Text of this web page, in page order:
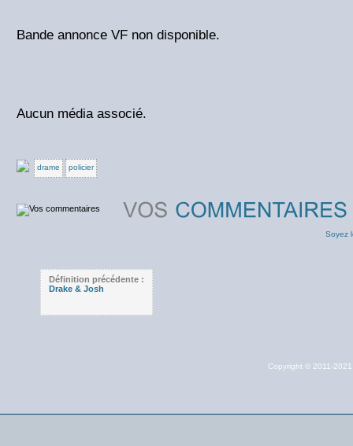
Bande annonce VF non disponible.
Aucun média associé.
drame policier
Soyez
Définition précédente :
Drake & Josh
Copyright © 2011-